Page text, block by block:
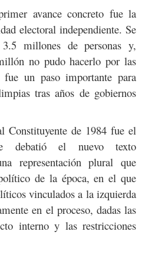
avance concreto fue la
electoral independiente. Se
millones de personas y,
no pudo hacerlo por las
un paso importante para
tras años de gobiernos
Constituyente de 1984 fue el
debatió el nuevo texto
representación plural que
de la época, en el que
vinculados a la izquierda
en el proceso, dadas las
interno y las restricciones